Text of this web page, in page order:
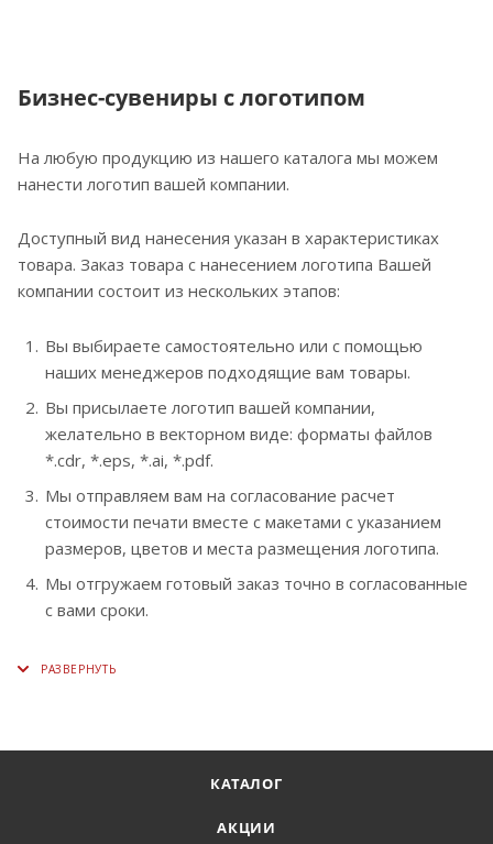
Бизнес-сувениры с логотипом
На любую продукцию из нашего каталога мы можем
нанести логотип вашей компании.
Доступный вид нанесения указан в характеристиках
товара. Заказ товара с нанесением логотипа Вашей
компании состоит из нескольких этапов:
Вы выбираете самостоятельно или с помощью
наших менеджеров подходящие вам товары.
Вы присылаете логотип вашей компании,
желательно в векторном виде: форматы файлов
*.cdr, *.eps, *.ai, *.pdf.
Мы отправляем вам на согласование расчет
стоимости печати вместе с макетами с указанием
размеров, цветов и места размещения логотипа.
Мы отгружаем готовый заказ точно в согласованные
с вами сроки.
КАТАЛОГ
АКЦИИ